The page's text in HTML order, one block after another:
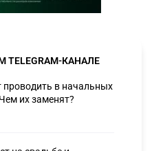
КАНАЛЕ
в начальных
их заменят?